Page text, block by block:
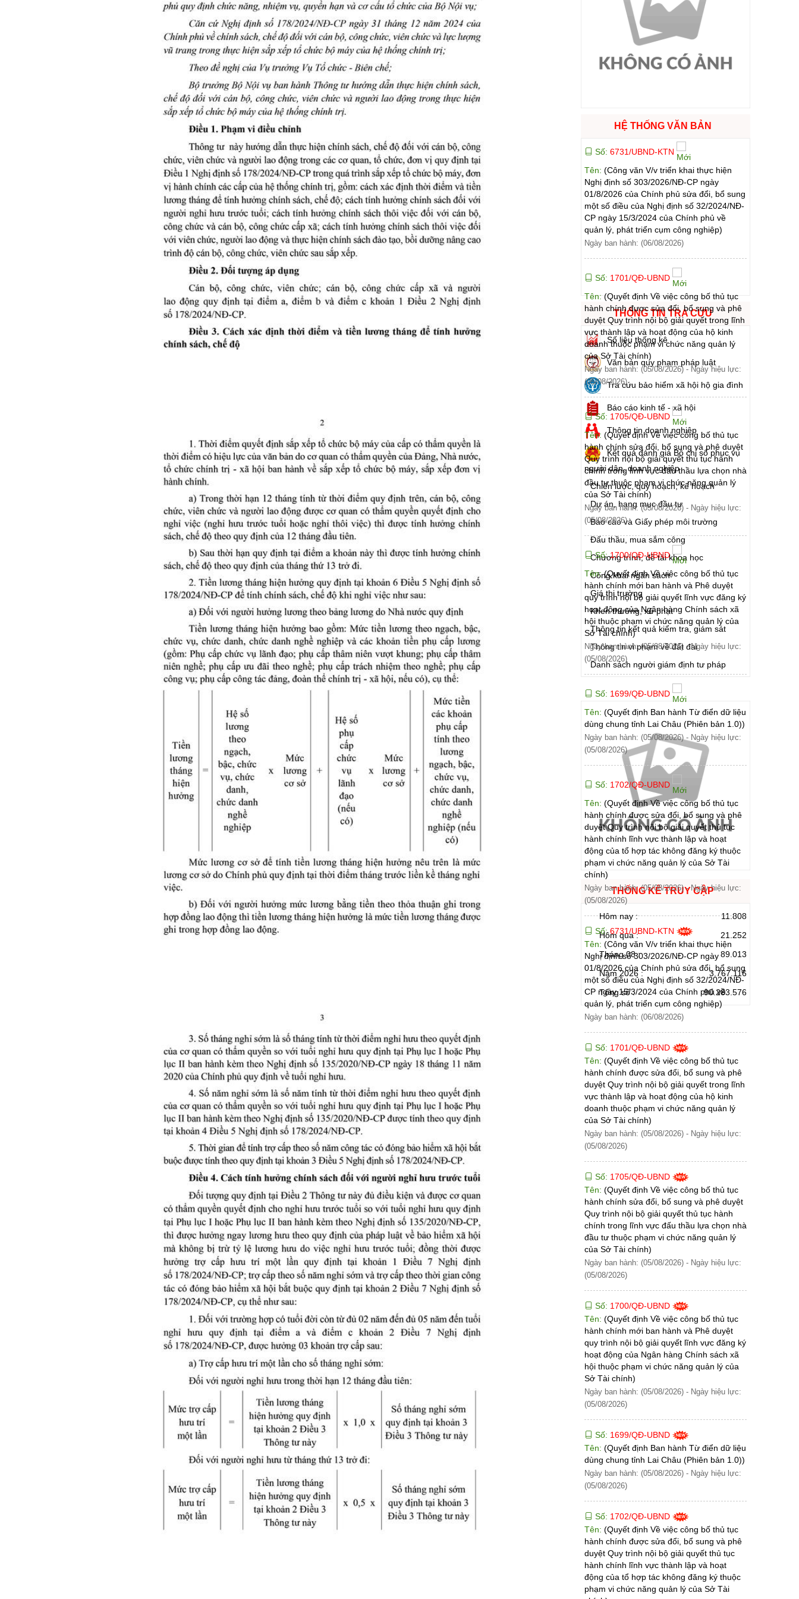
Chuyên đề tổng hợp Giảm nghèo bền vững
Đưa nghị quyết của Đảng vào cuộc sống
Bầu cử đại biểu Quốc hội khóa XVI và đại biểu Hội đồng nhân dân các cấp nhiệm kỳ 2026 - 2031
Gia đình hạnh phúc bền vững
Người Việt Nam ưu tiên dùng hàng Việt Nam
Điểm báo
Phóng sự ảnh
Chuyên mục khác
HỆ THỐNG VĂN BẢN
Số: 6731/UBND-KTN
Tên: (Công văn V/v triển khai thực hiện
Nghị định số 303/2026/NĐ-CP ngày
01/8/2026 của Chính phủ sửa đổi, bổ sung
một số điều của Nghị định số 32/2024/NĐ-
CP ngày 15/3/2024 của Chính phủ về
quản lý, phát triển cụm công nghiệp)
Ngày ban hành: (06/08/2026)
Số: 1701/QĐ-UBND
Tên: (Quyết định Về việc công bố thủ tục
hành chính được sửa đổi, bổ sung và phê
duyệt Quy trình nội bộ giải quyết trong lĩnh
vực thành lập và hoạt động của hộ kinh
doanh thuộc phạm vi chức năng quản lý
của Sở Tài chính)
Ngày ban hành: (05/08/2026) - Ngày hiệu lực:
(05/08/2026)
Số: 1705/QĐ-UBND
Tên: (Quyết định Về việc công bố thủ tục
hành chính sửa đổi, bổ sung và phê duyệt
Quy trình nội bộ giải quyết thủ tục hành
chính trong lĩnh vực đấu thầu lựa chọn nhà
đầu tư thuộc phạm vi chức năng quản lý
của Sở Tài chính)
Ngày ban hành: (05/08/2026) - Ngày hiệu lực:
(05/08/2026)
Số:1700/QĐ-UBND
Tên:(Quyết định Về việc công bố thủ tục
hành chính mới ban hành và Phê duyệt
quy trình nội bộ giải quyết lĩnh vực đăng ký
hoạt động của Ngân hàng Chính sách xã
hội thuộc phạm vi chức năng quản lý của
Sở Tài chính)
Ngày ban hành: (05/08/2026) -Ngày hiệu lực:
(05/08/2026)
Số: 1699/QĐ-UBND
Tên: (Quyết định Ban hành Từ điển dữ liệu
dùng chung tỉnh Lai Châu (Phiên bản 1.0))
Ngày ban hành: (05/08/2026) - Ngày hiệu lực:
(05/08/2026)
Số: 1702/QĐ-UBND
Tên: (Quyết định Về việc công bố thủ tục
hành chính được sửa đổi, bổ sung và phê
duyệt Quy trình nội bộ giải quyết thủ tục
hành chính lĩnh vực thành lập và hoạt
động của tổ hợp tác không đăng ký thuộc
phạm vi chức năng quản lý của Sở Tài
chính)
Ngày ban hành: (05/08/2026) -Ngày hiệu lực:
(05/08/2026)
Số:6731/UBND-KTN
Tên: (Công văn V/v triển khai thực hiện
Nghị định số 303/2026/NĐ-CP ngày
01/8/2026 của Chính phủ sửa đổi, bổ sung
một số điều của Nghị định số 32/2024/NĐ-
CP ngày 15/3/2024 của Chính phủ về
quản lý, phát triển cụm công nghiệp)
Ngày ban hành: (06/08/2026)
Số: 1701/QĐ-UBND
Tên: (Quyết định Về việc công bố thủ tục
hành chính được sửa đổi, bổ sung và phê
duyệt Quy trình nội bộ giải quyết trong lĩnh
vực thành lập và hoạt động của hộ kinh
doanh thuộc phạm vi chức năng quản lý
của Sở Tài chính)
Ngày ban hành: (05/08/2026) - Ngày hiệu lực:
(05/08/2026)
Số: 1705/QĐ-UBND
Tên: (Quyết định Về việc công bố thủ tục
hành chính sửa đổi, bổ sung và phê duyệt
Quy trình nội bộ giải quyết thủ tục hành
chính trong lĩnh vực đấu thầu lựa chọn nhà
đầu tư thuộc phạm vi chức năng quản lý
của Sở Tài chính)
Ngày ban hành: (05/08/2026) - Ngày hiệu lực:
(05/08/2026)
Số: 1700/QĐ-UBND
Tên: (Quyết định Về việc công bố thủ tục
hành chính mới ban hành và Phê duyệt
quy trình nội bộ giải quyết lĩnh vực đăng ký
hoạt động của Ngân hàng Chính sách xã
hội thuộc phạm vi chức năng quản lý của
Sở Tài chính)
Ngày ban hành: (05/08/2026) - Ngày hiệu lực:
(05/08/2026)
Số: 1699/QĐ-UBND
Tên: (Quyết định Ban hành Từ điển dữ liệu
dùng chung tỉnh Lai Châu (Phiên bản 1.0))
Ngày ban hành: (05/08/2026) - Ngày hiệu lực:
(05/08/2026)
Số: 1702/QĐ-UBND
Tên: (Quyết định Về việc công bố thủ tục
hành chính được sửa đổi, bổ sung và phê
duyệt Quy trình nội bộ giải quyết thủ tục
hành chính lĩnh vực thành lập và hoạt
động của tổ hợp tác không đăng ký thuộc
phạm vi chức năng quản lý của Sở Tài
THÔNG TIN TRA CỨU
Số liệu thống kê
Văn bản quy phạm pháp luật
Tra cứu bảo hiểm xã hội hộ gia đình
Báo cáo kinh tế - xã hội
Thông tin doanh nghiệp
Kết quả đánh giá Bộ chỉ số phục vụ
người dân, doanh nghiệp
Chiến lược, quy hoạch, kế hoạch
Dự án, hạng mục đầu tư
Báo cáo và Giấy phép môi trường
Đấu thầu, mua sắm công
Chương trình, đề tài khoa học
Công khai ngân sách
Giá thị trường
Khen thưởng, xử phạt
Thông tin kết quả kiểm tra, giám sát
Thông tin vi phạm về đất đai
Danh sách người giám định tư pháp
THỐNG KÊ TRUY CẬP
Hôm nay :
11.808
Hôm qua :
21.252
Tháng 08 :
89.013
Năm 2026 :
3.767.116
Tổng số :
90.283.576